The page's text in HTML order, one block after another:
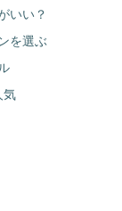
いい？
を選ぶ
気